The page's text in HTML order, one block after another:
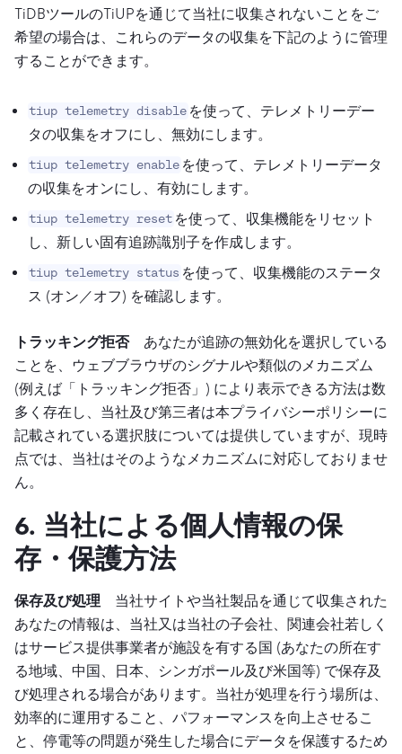
TiDBツールのTiUPを通じて当社に収集されないことをご
希望の場合は、これらのデータの収集を下記のように管理
することができます。
tiup telemetry disable を使って、テレメトリーデー
タの収集をオフにし、無効にします。
tiup telemetry enable を使って、テレメトリーデータ
の収集をオンにし、有効にします。
tiup telemetry reset を使って、収集機能をリセット
し、新しい固有追跡識別子を作成します。
tiup telemetry status を使って、収集機能のステータ
ス (オン／オフ) を確認します。
トラッキング拒否あなたが追跡の無効化を選択している
ことを、ウェブブラウザのシグナルや類似のメカニズム
(例えば「トラッキング拒否」) により表示できる方法は数
多く存在し、当社及び第三者は本プライバシーポリシーに
記載されている選択肢については提供していますが、現時
点では、当社はそのようなメカニズムに対応しておりませ
ん。
6. 当社による個人情報の保
存・保護方法
保存及び処理 当社サイトや当社製品を通じて収集された
あなたの情報は、当社又は当社の子会社、関連会社若しく
はサービス提供事業者が施設を有する国 (あなたの所在す
る地域、中国、日本、シンガポール及び米国等) で保存及
び処理される場合があります。当社が処理を行う場所は、
効率的に運用すること、パフォーマンスを向上させるこ
と、停電等の問題が発生した場合にデータを保護するため